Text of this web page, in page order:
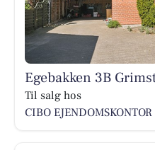
Egebakken 3B
Til salg hos
CIBO EJENDOMSKONTOR